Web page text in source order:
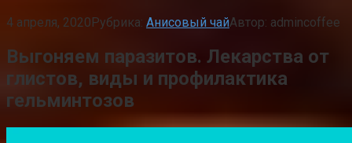
4 апреля, 2020Рубрика: Анисовый чайАвтор: admincoffee
Выгоняем паразитов. Лекарства от
глистов, виды и профилактика
гельминтозов